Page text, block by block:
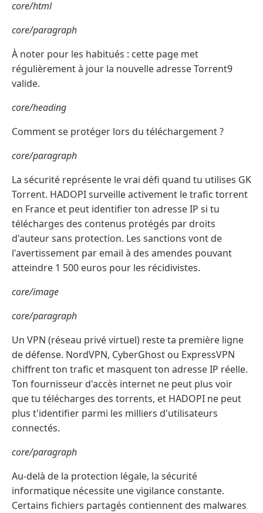
core/html
core/paragraph
À noter pour les habitués : cette page met
régulièrement à jour la nouvelle adresse Torrent9
valide.
core/heading
Comment se protéger lors du téléchargement ?
core/paragraph
La sécurité représente le vrai défi quand tu utilises GK
Torrent. HADOPI surveille activement le trafic torrent
en France et peut identifier ton adresse IP si tu
télécharges des contenus protégés par droits
d'auteur sans protection. Les sanctions vont de
l'avertissement par email à des amendes pouvant
atteindre 1 500 euros pour les récidivistes.
core/image
core/paragraph
Un VPN (réseau privé virtuel) reste ta première ligne
de défense. NordVPN, CyberGhost ou ExpressVPN
chiffrent ton trafic et masquent ton adresse IP réelle.
Ton fournisseur d'accès internet ne peut plus voir
que tu télécharges des torrents, et HADOPI ne peut
plus t'identifier parmi les milliers d'utilisateurs
connectés.
core/paragraph
Au-delà de la protection légale, la sécurité
informatique nécessite une vigilance constante.
Certains fichiers partagés contiennent des malwares